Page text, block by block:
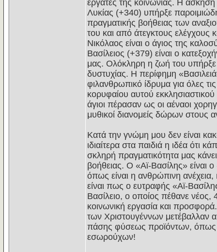
εργάτες της κοινωνίας. Η
Λυκίας (+340) υπήρξε
πραγματικής βοήθειας των
του και από άτεγκτους ελέγχους
Νικόλαος είναι ο άγιος της
Βασίλειος (+379) είναι ο
μας. Ολόκληρη η ζωή του υπήρξε
δυστυχίας. Η περίφημη
φιλανθρωπικό ίδρυμα για όλες
κορυφαίου αυτού
άγιοι πέρασαν ως οι αέναοι
μυθικοί διανομείς δώρων στους
Κατά την γνώμη μου δεν είναι
ιδιαίτερα στα παιδιά η ιδέα ότι
σκληρή πραγματικότητα μας
βοήθειας. Ο «Αϊ-Βασίλης» είναι
όπως είναι η ανθρώπινη ανέχεια,
είναι πως ο ευτραφής «Αϊ-
Βασίλειο, ο οποίος πέθανε
κοινωνική εργασία και
των Χριστουγέννων μετέβαλλαν
πάσης φύσεως προϊόντων, όπως
εσωρούχων!